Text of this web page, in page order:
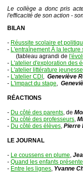
Le collège a donc pris
l'efficacité de son action -
BILAN
- Réussite scolaire et
- L'entraînement À la
(tableau agrandi de
- L'atelier d'exploration des
- L'atelier littérature jeunesse
- L'atelier CDI , Geneviève
- L'impact du stage,
RÉACTIONS
- Du côté des parents, de
- Du côté des professeurs,
- Du côté des élèves, Pierre
LE JOURNAL
- Le coussens en plume,
- Quand les enfants
- Entre les lignes, Yvanne